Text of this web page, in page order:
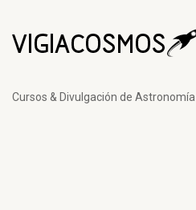
Cursos & Divulgación de Astronomía